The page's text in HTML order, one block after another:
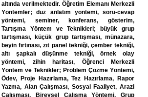
altında verilmektedir. Öğretim Elemanı Merkezli
Yöntemler; düz anlatım yöntemi, soru-cevap
yöntemi, seminer, konferans, gösterim,
Tartışma Yöntem ve Teknikleri; büyük grup
tartışması, küçük grup tartışması, münazara,
beyin fırtınası, zıt panel tekniği, çember tekniği,
altı şapkalı düşünme tekniği, örnek olay
yöntemi, zihin haritası, Öğrenci Merkezli
Yöntem ve Teknikler; Problem Çözme Yöntemi,
Ödev, Proje Hazırlama, Tez Hazırlama, Rapor
Yazma, Alan Çalışması, Sosyal Faaliyet, Arazi
Çalışması, Bireysel Çalışma Yöntemi, Grup